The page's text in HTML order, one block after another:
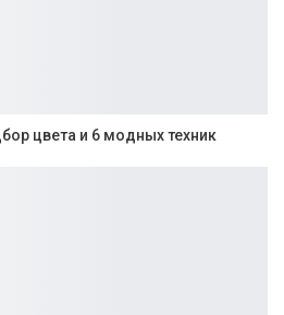
цвета и 6 модных техник